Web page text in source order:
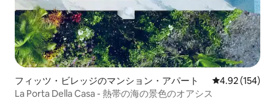
フィッツ・ビレッジのマンション・アパート レビュー154
4.92 (154)
La Porta Della Casa - 熱帯の海の景色のオアシス